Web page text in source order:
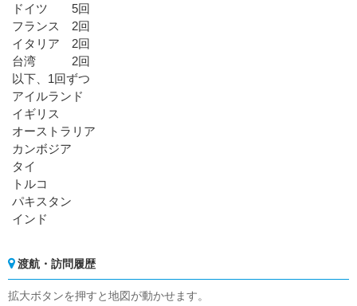
ドイツ 5回
フランス 2回
イタリア 2回
台湾 2回
以下、1回ずつ
アイルランド
イギリス
オーストラリア
カンボジア
タイ
トルコ
パキスタン
インド
渡航・訪問履歴
拡大ボタンを押すと地図が動かせます。